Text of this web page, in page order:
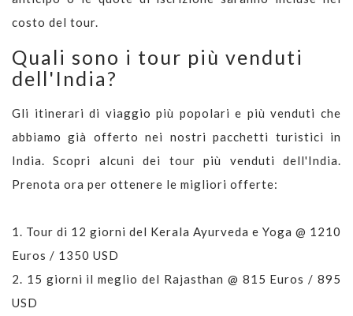
costo del tour.
Quali sono i tour più venduti
dell'India?
Gli itinerari di viaggio più popolari e più venduti che
abbiamo già offerto nei nostri pacchetti turistici in
India. Scopri alcuni dei tour più venduti dell'India.
Prenota ora per ottenere le migliori offerte:
1. Tour di 12 giorni del Kerala Ayurveda e Yoga @ 1210
Euros / 1350 USD
2. 15 giorni il meglio del Rajasthan @ 815 Euros / 895
USD